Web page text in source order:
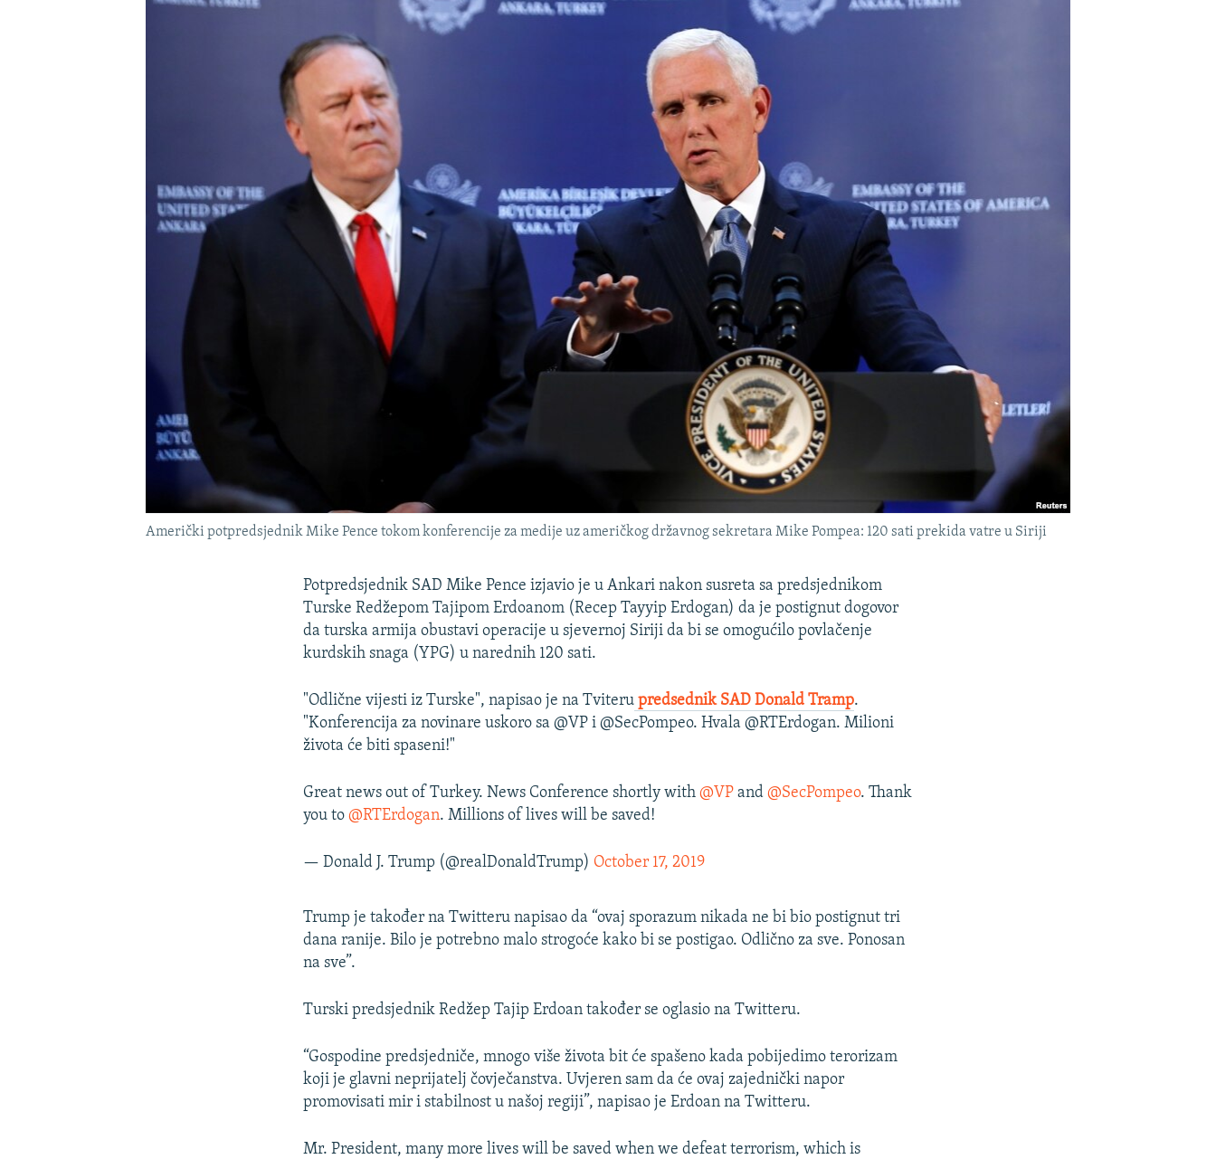
Američki potpredsjednik Mike Pence tokom konferencije za medije uz američkog državnog sekretara Mike Pompea: 120 sati prekida vatre u Siriji
Potpredsjednik SAD Mike Pence izjavio je u Ankari nakon susreta sa predsjednikom
Turske Redžepom Tajipom Erdoanom (Recep Tayyip Erdogan) da je postignut dogovor
da turska armija obustavi operacije u sjevernoj Siriji da bi se omogućilo povlačenje
kurdskih snaga (YPG) u narednih 120 sati.
"Odlične vijesti iz Turske", napisao je na Tviteru predsednik SAD Donald Tramp.
"Konferencija za novinare uskoro sa @VP i @SecPompeo. Hvala @RTErdogan. Milioni
života će biti spaseni!"
Great news out of Turkey. News Conference shortly with@VP and@SecPompeo. Thank
you to@RTErdogan. Millions of lives will be saved!
— Donald J. Trump (@realDonaldTrump) October 17, 2019
Trump je također na Twitteru napisao da “ovaj sporazum nikada ne bi bio postignut tri
dana ranije. Bilo je potrebno malo strogoće kako bi se postigao. Odlično za sve. Ponosan
na sve”.
Turski predsjednik Redžep Tajip Erdoan također se oglasio na Twitteru.
“Gospodine predsjedniče, mnogo više života bit će spašeno kada pobijedimo terorizam
koji je glavni neprijatelj čovječanstva. Uvjeren sam da će ovaj zajednički napor
promovisati mir i stabilnost u našoj regiji”, napisao je Erdoan na Twitteru.
Mr. President, many more lives will be saved when we defeat terrorism, which is